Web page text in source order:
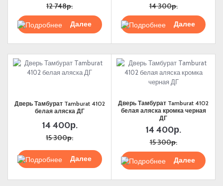
12 748р.
Подробнее
14 300р.
Подробнее
Дверь Тамбурат Tamburat 4102
белая аляска ДГ
14 400р.
15 300р.
Подробнее
Дверь Тамбурат Tamburat 4102
белая аляска кромка черная
ДГ
14 400р.
15 300р.
Подробнее